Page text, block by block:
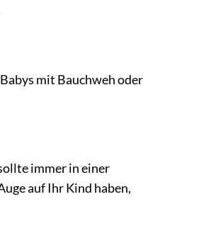
mit Bauchweh oder
immer in einer
auf Ihr Kind haben,